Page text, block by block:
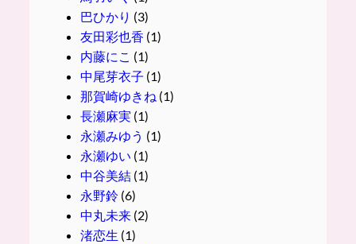
巴ひかり (3)
友田彩也香 (1)
内藤にこ (1)
中尾芽衣子 (1)
那賀崎ゆきね (1)
長瀬麻実 (1)
永瀬みゆう (1)
永瀬ゆい (1)
中谷美結(1)
永野鈴(6)
中丸未来(2)
渚恋生 (1)